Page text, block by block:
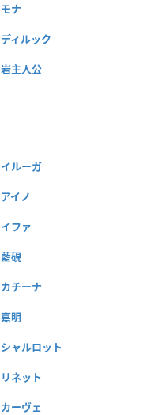
モナ
ディルック
岩主人公
イルーガ
アイノ
イファ
藍硯
カチーナ
嘉明
シャルロット
リネット
カーヴェ